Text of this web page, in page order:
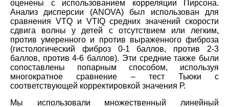
оценены с использованием корреляции Пирсона.
Анализ дисперсии (ANOVA) был использован для
сравнения VTQ и VTIQ средних значений скорости
сдвига волны у детей с отсутствием или легким,
против умеренного и против выраженного фиброза
(гистологический фиброз 0-1 баллов, против 2-3
баллов, против 4-6 баллов). Эти средние также были
сопоставлены попарным способом, используя
многократное сравнение – тест Тьюки с
соответствующей корректировкой значения Р.
Мы использовали множественный линейный